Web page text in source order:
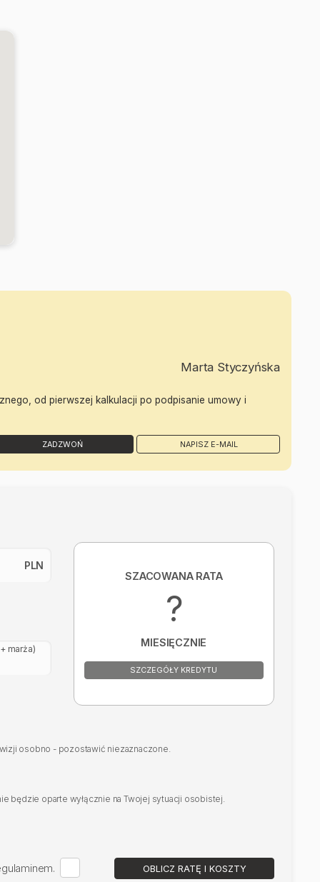
Marta Styczyńska
od pierwszej kalkulacji po podpisanie umowy i
ZADZWOŃ NAPISZ E-MAIL
PLN
marża)
SZACOWANA RATA
?
MIESIĘCZNIE
SZCZEGÓŁY KREDYTU
osobno - pozostawić niezaznaczone.
będzie oparte wyłącznie na Twojej sytuacji osobistej.
OBLICZ RATĘ I KOSZTY